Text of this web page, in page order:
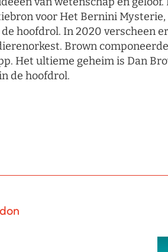
voor Het Bernini
hoofdrol. In 2020 verscheen
Brown
Het ultieme geheim is Dan
de hoofdrol.